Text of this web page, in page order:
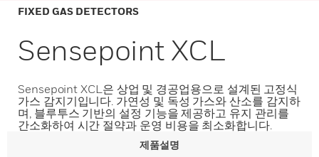
FIXED GAS DETECTORS
Sensepoint XCL
Sensepoint XCL은 상업 및 경공업용으로 설계된 고정식
가스 감지기입니다. 가연성 및 독성 가스와 산소를 감지하
며, 블루투스 기반의 설정 기능을 제공하고 유지 관리를
간소화하여 시간 절약과 운영 비용을 최소화합니다.
제품설명